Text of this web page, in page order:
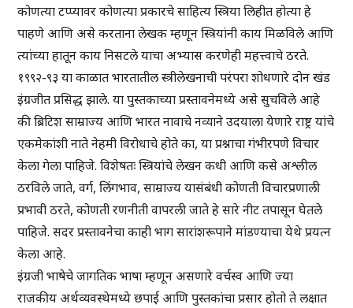
कोणत्या टप्प्यावर कोणत्या प्रकारचे साहित्य स्त्रिया लिहीत होत्या हे
पाहणे आणि असे करताना लेखक म्हणून स्त्रियांनी काय मिळविले आणि
त्यांच्या हातून काय निसटले याचा अभ्यास करणेही महत्त्वाचे ठरते.
१९९२-९३ या काळात भारतातील स्त्रीलेखनाची परंपरा शोधणारे दोन खंड
इंग्रजीत प्रसिद्ध झाले. या पुस्तकाच्या प्रस्तावनेमध्ये असे सुचविले आहे
की ब्रिटिश साम्राज्य आणि भारत नावाचे नव्याने उदयाला येणारे राष्ट्र यांचे
एकमेकांशी नाते नेहमी विरोधाचे होते का, या प्रश्नाचा गंभीरपणे विचार
केला गेला पाहिजे. विशेषतः स्त्रियांचे लेखन कधी आणि कसे अश्लील
ठरविले जाते, वर्ग, लिंगभाव, साम्राज्य यासंबंधी कोणती विचारप्रणाली
प्रभावी ठरते, कोणती रणनीती वापरली जाते हे सारे नीट तपासून घेतले
पाहिजे. सदर प्रस्तावनेचा काही भाग सारांशरूपाने मांडण्याचा येथे प्रयत्न
केला आहे.
इंग्रजी भाषेचे जागतिक भाषा म्हणून असणारे वर्चस्व आणि ज्या
राजकीय अर्थव्यवस्थेमध्ये छपाई आणि पुस्तकांचा प्रसार होतो ते लक्षात